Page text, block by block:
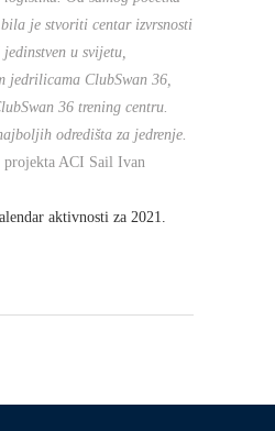
je stvoriti centar izvrsnosti
u svijetu,
jedrilicama ClubSwan 36,
36 trening centru.
odredišta za jedrenje.
projekta ACI Sail Ivan
aktivnosti za 2021.